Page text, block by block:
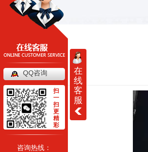
销售
在
线
客
服
QQ咨询
扫
一
扫
更
精
彩
咨询热线：